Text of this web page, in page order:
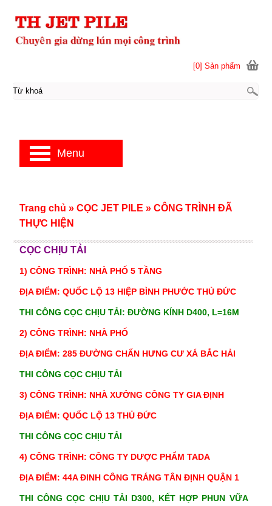
CỌC CHỊU TẢI
1) CÔNG TRÌNH: NHÀ PHỐ 5 TẦNG
ĐỊA ĐIỂM: QUỐC LỘ 13 HIỆP BÌNH PHƯỚC THỦ ĐỨC
THI CÔNG CỌC CHỊU TẢI: ĐƯỜNG KÍNH D400, L=16M
2) CÔNG TRÌNH: NHÀ PHỐ
ĐỊA ĐIỂM: 285 ĐƯỜNG CHẤN HƯNG CƯ XÁ BẮC HẢI
THI CÔNG CỌC CHỊU TẢI
3) CÔNG TRÌNH: NHÀ XƯỞNG CÔNG TY GIA ĐỊNH
ĐỊA ĐIỂM: QUỐC LỘ 13 THỦ ĐỨC
THI CÔNG CỌC CHỊU TẢI
4) CÔNG TRÌNH: CÔNG TY DƯỢC PHẨM TADA
ĐỊA ĐIỂM: 44A ĐINH CÔNG TRÁNG TÂN ĐỊNH QUẬN 1
THI CÔNG CỌC CHỊU TẢI D300, KẾT HỢP PHUN VỮA
Trang chủ » CỌC JET PILE » CÔNG TRÌNH ĐÃ
THỰC HIỆN
[0] Sản phẩm
Menu